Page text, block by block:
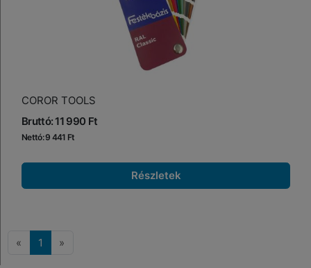
COROR TOOLS
Bruttó: 11 990 Ft
Nettó: 9 441 Ft
Részletek
« 1 »